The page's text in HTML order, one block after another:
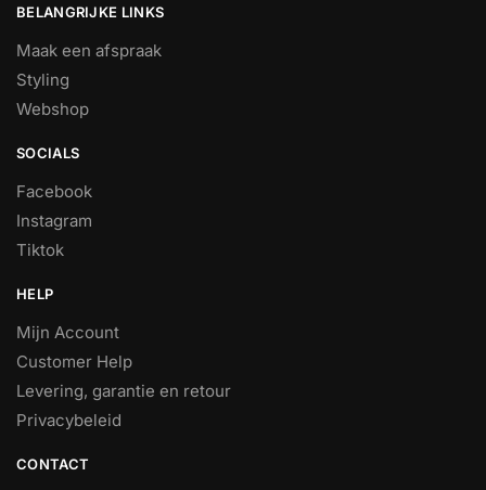
BELANGRIJKE LINKS
Maak een afspraak
Styling
Webshop
SOCIALS
Facebook
Instagram
Tiktok
HELP
Mijn Account
Customer Help
Levering, garantie en retour
Privacybeleid
CONTACT